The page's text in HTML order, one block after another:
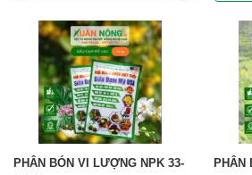
PHÂN BÓN VI LƯỢNG NPK 33-
PHÂN